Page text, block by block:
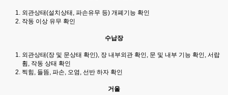
외관상태(설치상태, 파손유무 등) 개폐기능 확인
작동 이상 유무 확인
수납장
외관상태(장 및 문상태 확인), 장 내부외관 확인, 문 및 내부 기능 확인, 서랍
휨, 작동 상태 확인
찍힘, 들뜸, 파손, 오염, 선반 하자 확인
거울